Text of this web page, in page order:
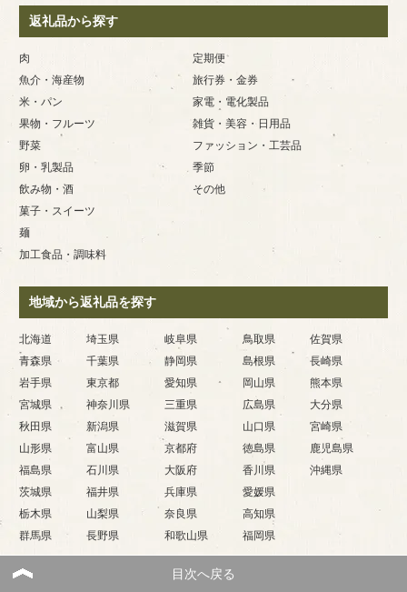
返礼品から探す
肉
魚介・海産物
米・パン
果物・フルーツ
野菜
卵・乳製品
飲み物・酒
菓子・スイーツ
麺
加工食品・調味料
定期便
旅行券・金券
家電・電化製品
雑貨・美容・日用品
ファッション・工芸品
季節
その他
地域から返礼品を探す
北海道
青森県
岩手県
宮城県
秋田県
山形県
福島県
茨城県
栃木県
群馬県
埼玉県
千葉県
東京都
神奈川県
新潟県
富山県
石川県
福井県
山梨県
長野県
岐阜県
静岡県
愛知県
三重県
滋賀県
京都府
大阪府
兵庫県
奈良県
和歌山県
鳥取県
島根県
岡山県
広島県
山口県
徳島県
香川県
愛媛県
高知県
福岡県
佐賀県
長崎県
熊本県
大分県
宮崎県
鹿児島県
沖縄県
目次へ戻る